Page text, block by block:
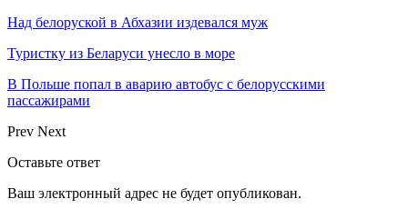
Над белоруской в Абхазии издевался муж
Туристку из Беларуси унесло в море
В Польше попал в аварию автобус с белорусскими
пассажирами
Prev Next
Оставьте ответ
Ваш электронный адрес не будет опубликован.